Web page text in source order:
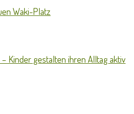
Waki-Platz
Kinder gestalten ihren Alltag aktiv